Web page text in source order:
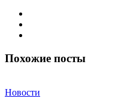
Похожие посты
Новости